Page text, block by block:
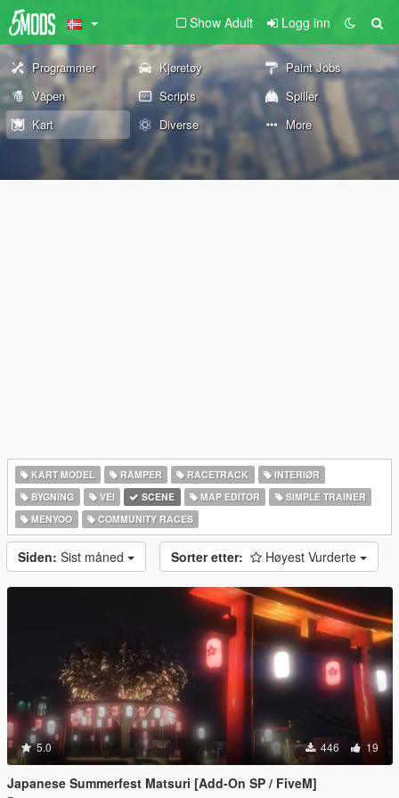
Show Adult Logg inn
Programmer Kjøretøy
Paint Jobs
Våpen
Scripts
Spiller
Kart
Diverse More
KART MODEL RAMPER RACETRACK
INTERIØR
BYGNING
VEI SCENE MAP EDITOR
SIMPLE TRAINER
MENYOO
COMMUNITY RACES
Siden: Sist måned Sorter etter: Høyest Vurderte
5.0 446 19
Japanese Summerfest Matsuri [Add-On SP / FiveM]